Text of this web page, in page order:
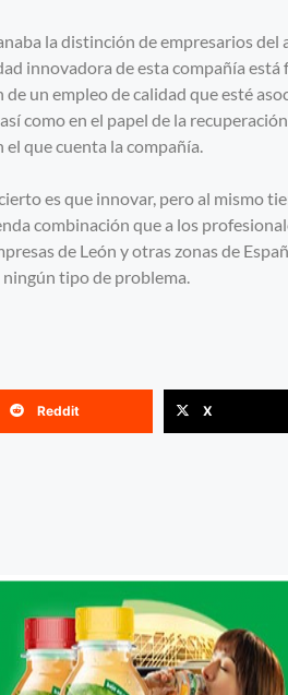
la distinción de empresarios del
innovadora de esta compañía
de un empleo de calidad que esté
como en el papel de la
que cuenta la compañía.
es que innovar, pero al mismo
combinación que a los
de León y otras zonas de
tipo de problema.
Reddit X